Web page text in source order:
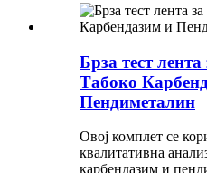
Брза тест лента
Табоко
Пендиметалин
Овој комплет се
квалитативна
карбендазим и